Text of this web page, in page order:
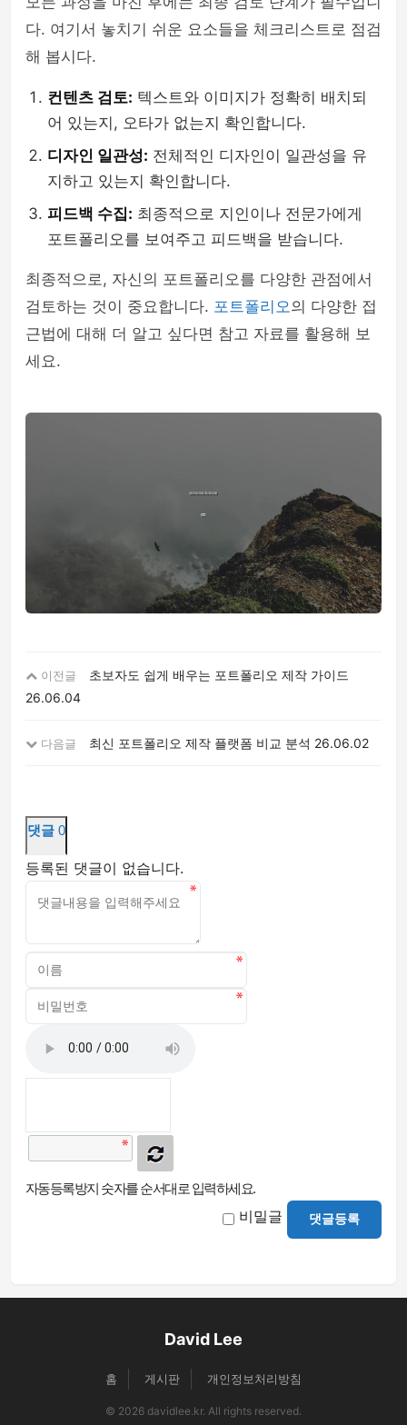
다. 여기서 놓치기 쉬운 요소들을 체크리스트로 점검
해 봅시다.
컨텐츠 검토: 텍스트와 이미지가 정확히 배치되
어 있는지, 오타가 없는지 확인합니다.
디자인 일관성: 전체적인 디자인이 일관성을 유
지하고 있는지 확인합니다.
피드백 수집: 최종적으로 지인이나 전문가에게
포트폴리오를 보여주고 피드백을 받습니다.
최종적으로, 자신의 포트폴리오를 다양한 관점에서
검토하는 것이 중요합니다. 포트폴리오의 다양한 접
근법에 대해 더 알고 싶다면 참고 자료를 활용해 보
세요.
이전글
초보자도 쉽게 배우는 포트폴리오 제작 가이드
26.06.04
다음글 최신 포트폴리오 제작 플랫폼 비교 분석 26.06.02
댓글 0
등록된 댓글이 없습니다.
자동등록방지 숫자를 순서대로 입력하세요.
비밀글 댓글등록
David Lee
홈 게시판 개인정보처리방침
© 2026 davidlee.kr. All rights reserved.